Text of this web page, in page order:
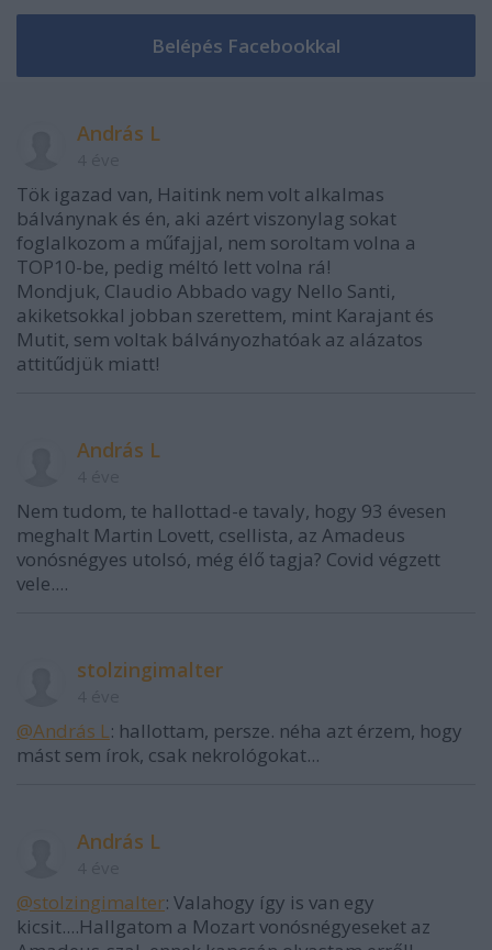
András L
Tök igazad van, Haitink nem volt alkalmas
bálványnak és én, aki azért viszonylag sokat
foglalkozom a műfajjal, nem soroltam volna a
TOP10-be, pedig méltó lett volna rá!
Mondjuk, Claudio Abbado vagy Nello Santi,
akiketsokkal jobban szerettem, mint Karajant és
Mutit, sem voltak bálványozhatóak az alázatos
attitűdjük miatt!
András L
Nem tudom, te hallottad-e tavaly, hogy 93 évesen
meghalt Martin Lovett, csellista, az Amadeus
vonósnégyes utolsó, még élő tagja? Covid végzett
vele....
stolzingimalter
@András L: hallottam, persze. néha azt érzem, hogy
mást sem írok, csak nekrológokat...
András L
@stolzingimalter: Valahogy így is van egy
kicsit....Hallgatom a Mozart vonósnégyeseket az